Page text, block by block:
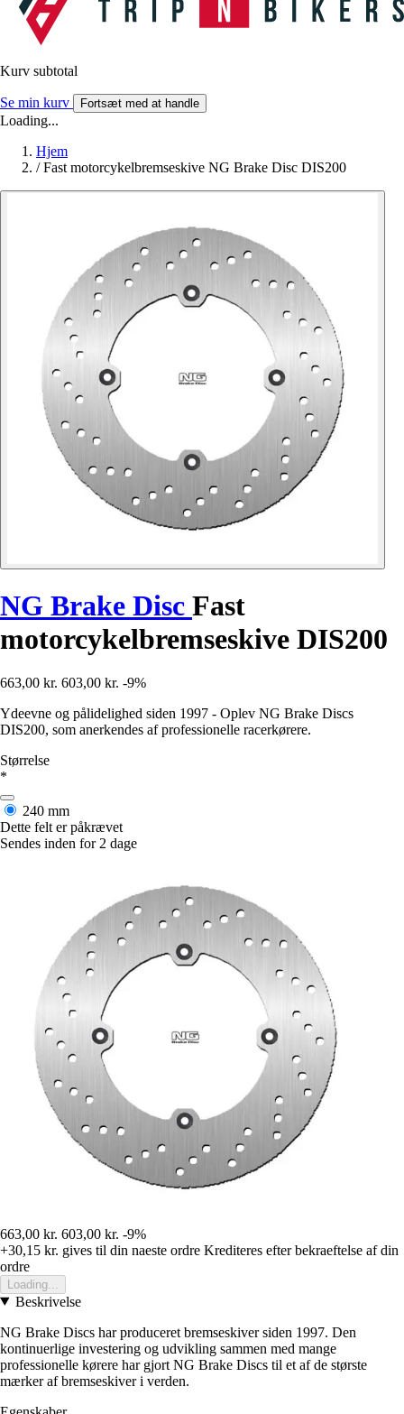
Kurv subtotal
Se min kurv Fortsæt med at handle
Loading...
Hjem
/ Fast motorcykelbremseskive NG Brake Disc DIS200
NG Brake Disc Fast
motorcykelbremseskive DIS200
663,00 kr. 603,00 kr. -9%
Ydeevne og pålidelighed siden 1997 - Oplev NG Brake Discs
DIS200, som anerkendes af professionelle racerkørere.
Størrelse
*
240 mm
Dette felt er påkrævet
Sendes inden for 2 dage
663,00 kr. 603,00 kr. -9%
+30,15 kr. gives til din naeste ordre Krediteres efter bekraeftelse af din
ordre
Loading...
Beskrivelse
NG Brake Discs har produceret bremseskiver siden 1997. Den
kontinuerlige investering og udvikling sammen med mange
professionelle kørere har gjort NG Brake Discs til et af de største
mærker af bremseskiver i verden.